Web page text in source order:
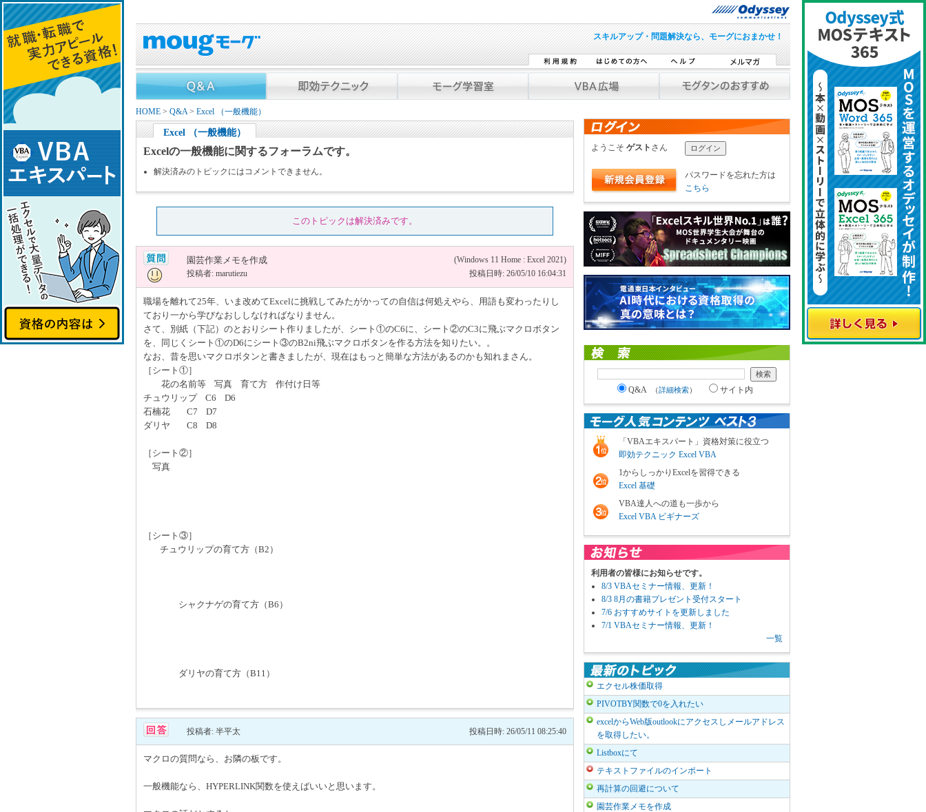
スキルアップ・問題解決なら、モーグにおまかせ！
HOME > Q&A> Excel （一般機能）
Excel （一般機能）
Excelの一般機能に関するフォーラムです。
解決済みのトピックにはコメントできません。
このトピックは解決済みです。
(Windows 11 Home : Excel 2021)
園芸作業メモを作成
投稿日時: 26/05/10 16:04:31
投稿者: marutiezu
職場を離れて25年、いま改めてExcelに挑戦してみたがかっての自信は何処えやら、用語も変わったりし
ており一から学びなおししなければなりません。
さて、別紙（下記）のとおりシート作りましたが、シート①のC6に、シート②のC3に飛ぶマクロボタン
を、同じくシート①のD6にシート③のB2ni飛ぶマクロボタンを作る方法を知りたい。。
なお、昔を思いマクロボタンと書きましたが、現在はもっと簡単な方法があるのかも知れまさん。
［シート①］
花の名前等 写真 育て方 作付け日等
チュウリップ C6 D6
石楠花 C7 D7
ダリヤ C8 D8
［シート②］
写真
［シート③］
チュウリップの育て方（B2）
シャクナゲの育て方（B6）
ダリヤの育て方（B11）
投稿日時: 26/05/11 08:25:40
投稿者: 半平太
マクロの質問なら、お隣の板です。
一般機能なら、HYPERLINK関数を使えばいいと思います。
ようこそ ゲスト さん
パスワードを忘れた方は
こちら
Q&A （詳細検索） サイト内
「VBAエキスパート」資格対策に役立つ
即効テクニック Excel VBA
1からしっかりExcelを習得できる
Excel 基礎
VBA達人への道も一歩から
Excel VBA ビギナーズ
利用者の皆様にお知らせです。
8/3 VBAセミナー情報、更新！
8/3 8月の書籍プレゼント受付スタート
7/6 おすすめサイトを更新しました
7/1 VBAセミナー情報、更新！
一覧
エクセル株価取得
PIVOTBY関数で0を入れたい
excelからWeb版outlookにアクセスしメールアドレス
を取得したい。
Listboxにて
テキストファイルのインポート
再計算の回避について
園芸作業メモを作成